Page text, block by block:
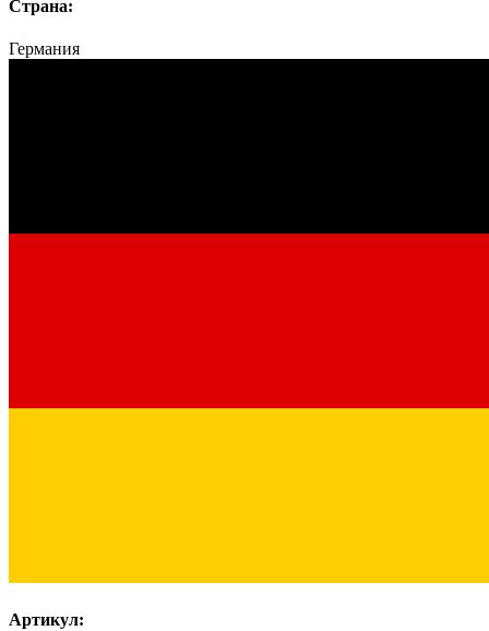
Страна:
Германия
Артикул: